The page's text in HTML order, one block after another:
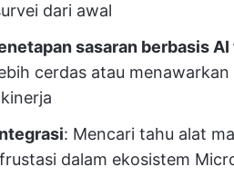
dari awal
sasaran berbasis
cerdas atau
: Mencari tahu alat
dalam ekosistem